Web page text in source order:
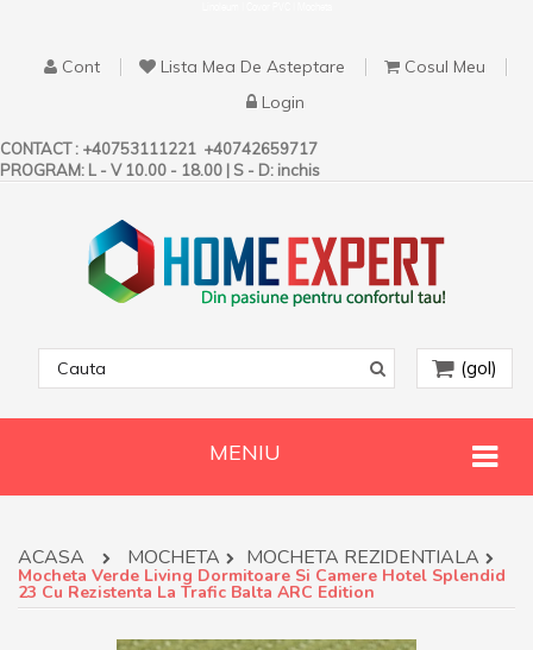
Cont Lista Mea De Asteptare
Cosul Meu
Login
CONTACT : +40753111221 +40742659717
PROGRAM: L - V 10.00 - 18.00 | S - D: inchis
(gol)
MENIU
ACASA MOCHETA MOCHETA REZIDENTIALA
Mocheta Verde Living Dormitoare Si Camere Hotel Splendid
23 Cu Rezistenta La Trafic Balta ARC Edition